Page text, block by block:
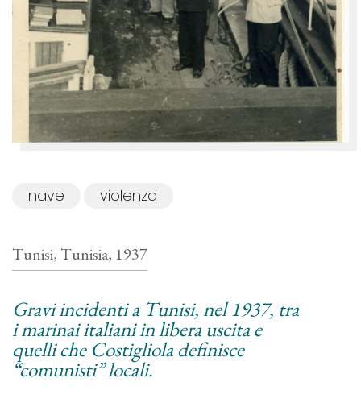
nave violenza
Tunisi, Tunisia, 1937
Gravi incidenti a Tunisi, nel 1937, tra
i marinai italiani in libera uscita e
quelli che Costigliola definisce
“comunisti” locali.